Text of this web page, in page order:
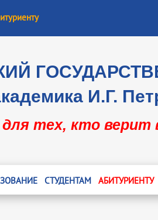
И.Г.
для тех, кто верит
СТУДЕНТАМ АБИТУРИЕНТУ